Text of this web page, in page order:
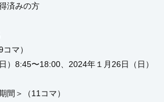
済みの方
マ）
〜18:00、2024年１月26日（日）
＞（11コマ）